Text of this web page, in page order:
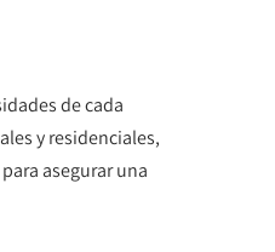
de cada
y residenciales,
asegurar una